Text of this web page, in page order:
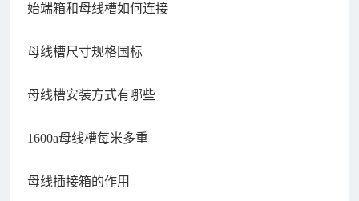
始端箱和母线槽如何连接
母线槽尺寸规格国标
母线槽安装方式有哪些
1600a母线槽每米多重
母线插接箱的作用